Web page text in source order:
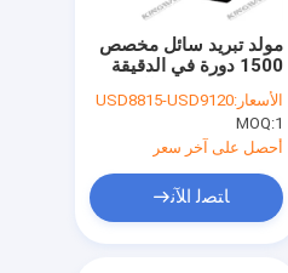
مولد تبريد سائل مخصص
1500 دورة في الدقيقة
100KVA 80KW للفندق
الأسعار:USD8815-USD9120
MOQ:1
أحصل على آخر سعر
ﺎﺘﺼﻟ ﺍﻶﻧ